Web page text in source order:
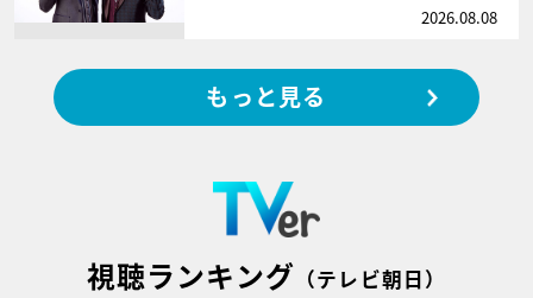
2026.08.08
もっと見る
視聴ランキング （テレビ朝日）